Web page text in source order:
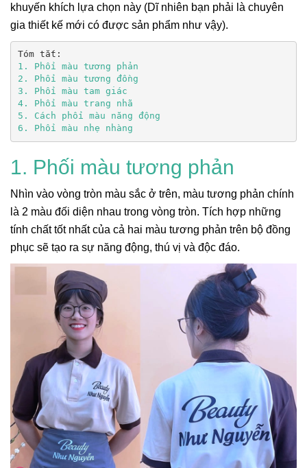
khuyến khích lựa chọn này (Dĩ nhiên bạn phải là chuyên
gia thiết kế mới có được sản phẩm như vậy).
6. Phối màu nhẹ nhàng
1. Phối màu tương phản
Nhìn vào vòng tròn màu sắc ở trên, màu tương phản chính
là 2 màu đối diện nhau trong vòng tròn. Tích hợp những
tính chất tốt nhất của cả hai màu tương phản trên bộ đồng
phục sẽ tạo ra sự năng động, thú vị và độc đáo.